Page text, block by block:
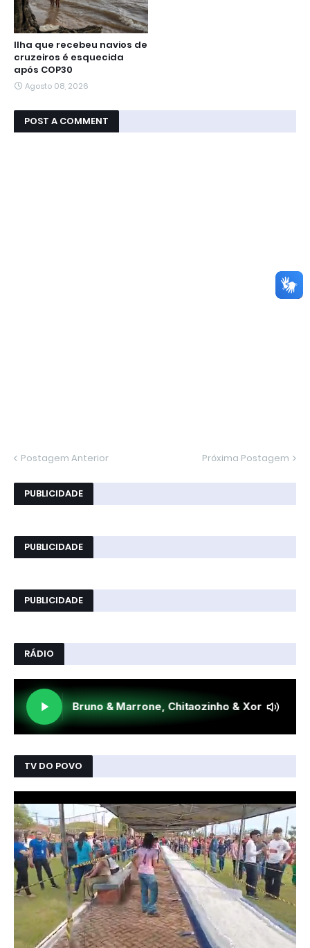
Ilha que recebeu navios de
cruzeiros é esquecida
após COP30
Agosto 08, 2026
POST A COMMENT
Postagem Anterior Próxima Postagem
PUBLICIDADE
PUBLICIDADE
PUBLICIDADE
RÁDIO
TV DO POVO